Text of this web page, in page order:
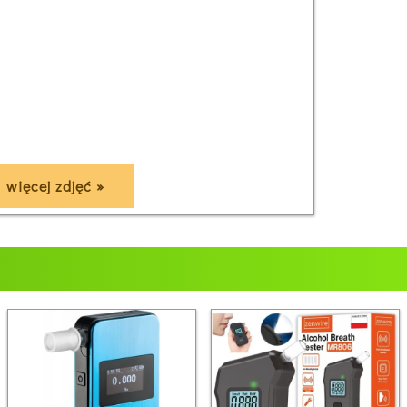
więcej zdjęć »